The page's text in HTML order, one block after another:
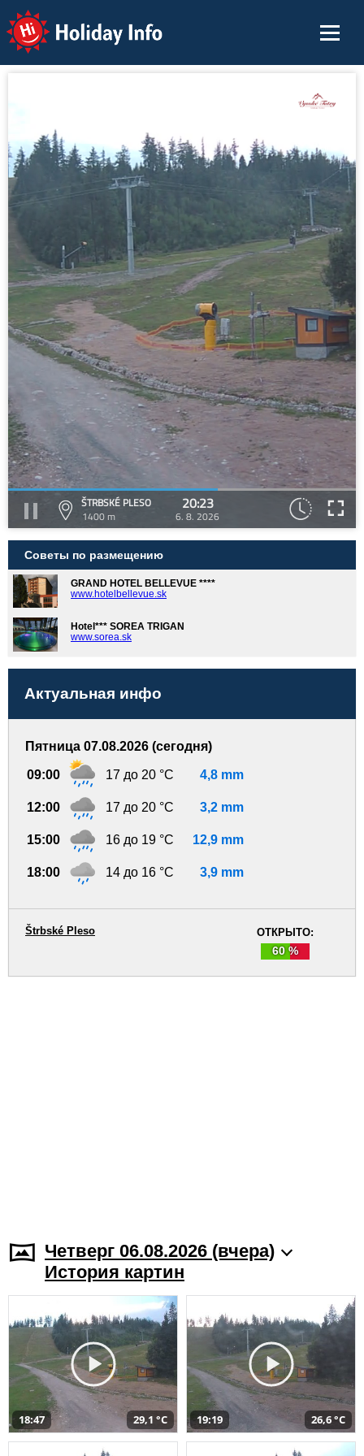
Holiday Info
ŠTRBSKÉ PLESO
1400 m
20:23
6. 8. 2026
Советы по размещению
GRAND HOTEL BELLEVUE ****
www.hotelbellevue.sk
Hotel*** SOREA TRIGAN
www.sorea.sk
Актуальная инфо
Пятница 07.08.2026 (сегодня)
09:00 17 до 20 °C 4,8 mm
12:00 17 до 20 °C 3,2 mm
15:00 16 до 19 °C 12,9 mm
18:00 14 до 16 °C 3,9 mm
ОТКРЫТО:
60 %
Štrbské Pleso
Четверг 06.08.2026 (вчера)
История картин
18:47 29,1 °C 19:19 26,6 °C